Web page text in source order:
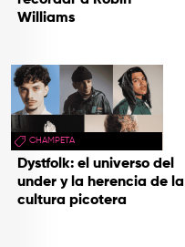
Williams
CHAMPETA
Dystfolk: el universo del
under y la herencia de la
cultura picotera